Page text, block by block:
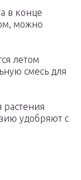
в конце
можно
летом
смесь для
растения
удобряют с